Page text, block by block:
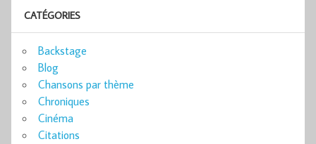
CATÉGORIES
Backstage
Blog
Chansons par thème
Chroniques
Cinéma
Citations